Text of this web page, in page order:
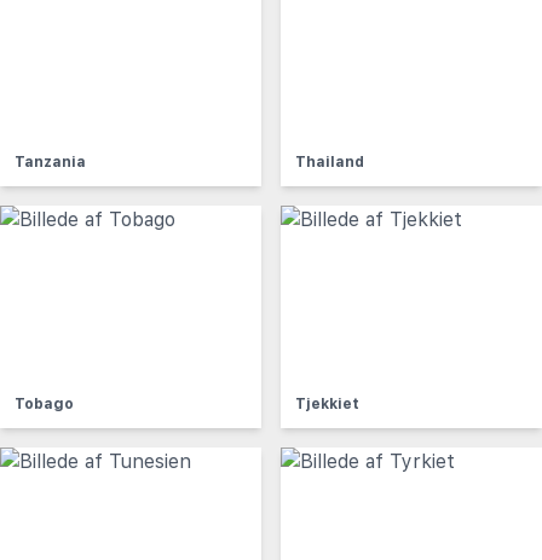
Tanzania Thailand
Tobago Tjekkiet